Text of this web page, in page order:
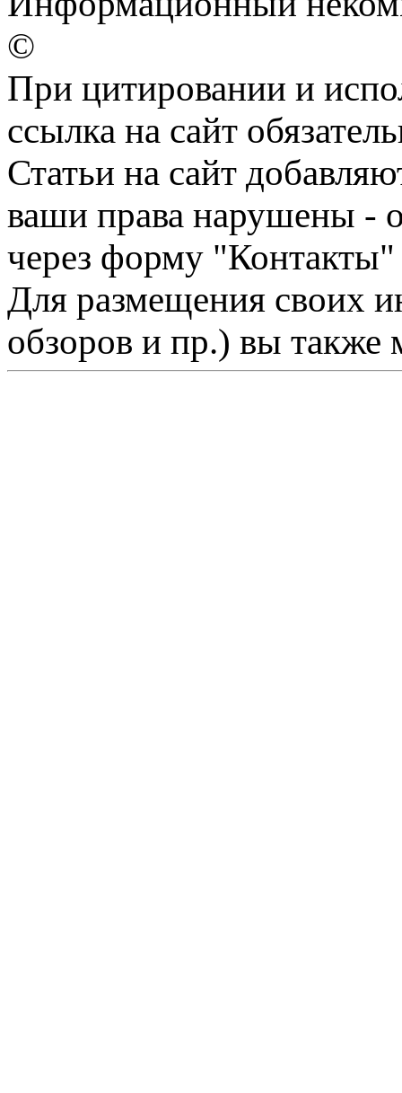
©
При цитировании и
ссылка на сайт
Статьи на сайт
ваши права нарушены -
через форму "Контакты"
Для размещения своих
обзоров и пр.) вы также